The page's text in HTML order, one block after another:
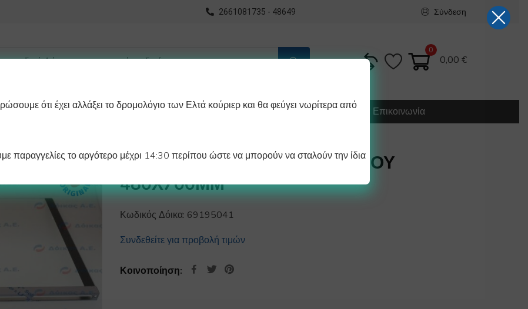
2661081735 - 48649 Σύνδεση
0
0,00€
Αναζήτηση Διαγράμματα Λάστιχα Ψυγείου Κατασκευή Οδηγίες Επικοινωνία
ΚΡΥΣΤΑΛΛΟ ΠΟΡΤΑΣ ΦΟΥΡΝΟΥ
480Χ700ΜΜ
Κωδικός Δόικα: 69195041
Συνδεθείτε για προβολή τιμών
Κοινοποίηση:
ότι έχει αλλάξει το δρομολόγιο των Ελτά κούριερ και θα φεύγει νωρίτερα από
παραγγελίες το αργότερο μέχρι 14:30 περίπου ώστε να μπορούν να σταλούν την ίδια